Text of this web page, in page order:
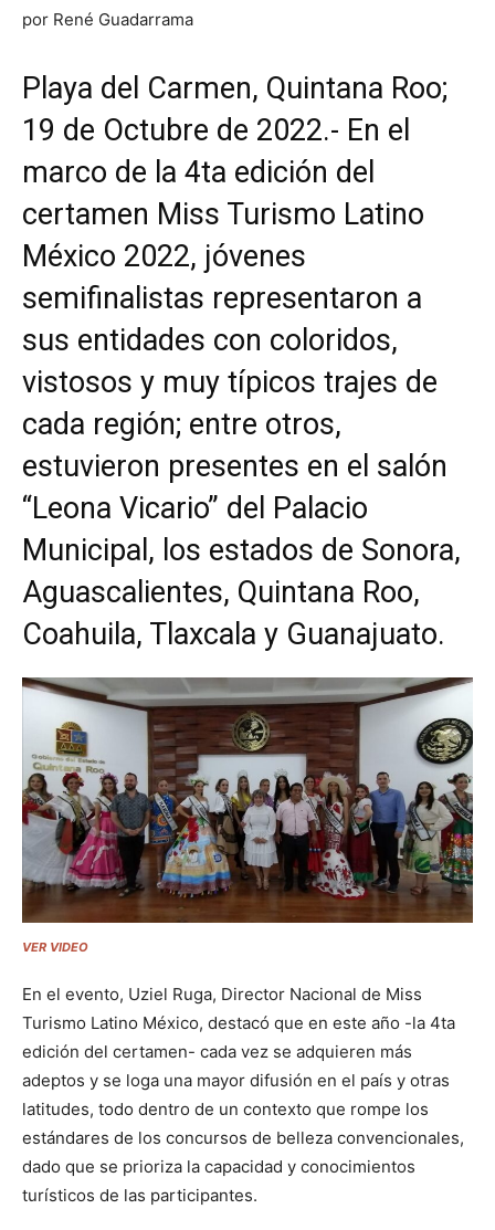
por René Guadarrama
Playa del Carmen, Quintana Roo;
19 de Octubre de 2022.- En el
marco de la 4ta edición del
certamen Miss Turismo Latino
México 2022, jóvenes
semifinalistas representaron a
sus entidades con coloridos,
vistosos y muy típicos trajes de
cada región; entre otros,
estuvieron presentes en el salón
“Leona Vicario” del Palacio
Municipal, los estados de Sonora,
Aguascalientes, Quintana Roo,
Coahuila, Tlaxcala y Guanajuato.
VER VIDEO
En el evento, Uziel Ruga, Director Nacional de Miss
Turismo Latino México, destacó que en este año -la 4ta
edición del certamen- cada vez se adquieren más
adeptos y se loga una mayor difusión en el país y otras
latitudes, todo dentro de un contexto que rompe los
estándares de los concursos de belleza convencionales,
dado que se prioriza la capacidad y conocimientos
turísticos de las participantes.